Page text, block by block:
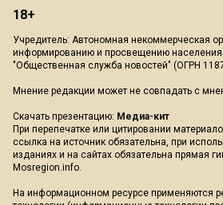
18+
Учредитель: Автономная некоммерческая
информированию и просвещению
"Общественная служба новостей" (ОГРН
Мнение редакции может не совпадать с
Скачать презентацию: Медиа-кит
При перепечатке или цитировании
ссылка на источник обязательна, при
изданиях и на сайтах обязательна прямая
Mosregion.info.
На информационном ресурсе применяются